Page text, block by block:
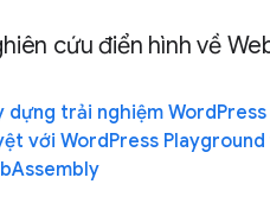
cứu điển hình về
dựng trải nghiệm
với WordPress Playground